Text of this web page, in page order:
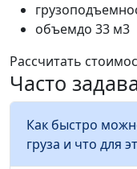
объемдо 33 м3
Рассчитать
Часто
Как быстро
груза и что для